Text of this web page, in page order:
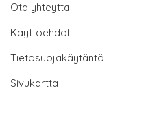
Ota yhteyttä
Käyttöehdot
Tietosuojakäytäntö
Sivukartta